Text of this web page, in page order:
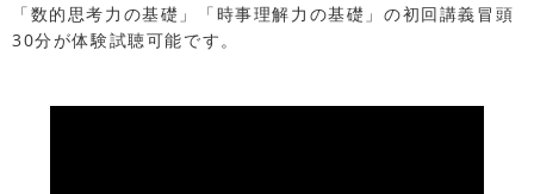
「数的思考力の基礎」「時事理解力の基礎」の初回講義冒頭
30分が体験試聴可能です。